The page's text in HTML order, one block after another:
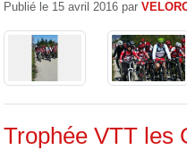
Publié le 15 avril 2016 par
Trophée VTT les